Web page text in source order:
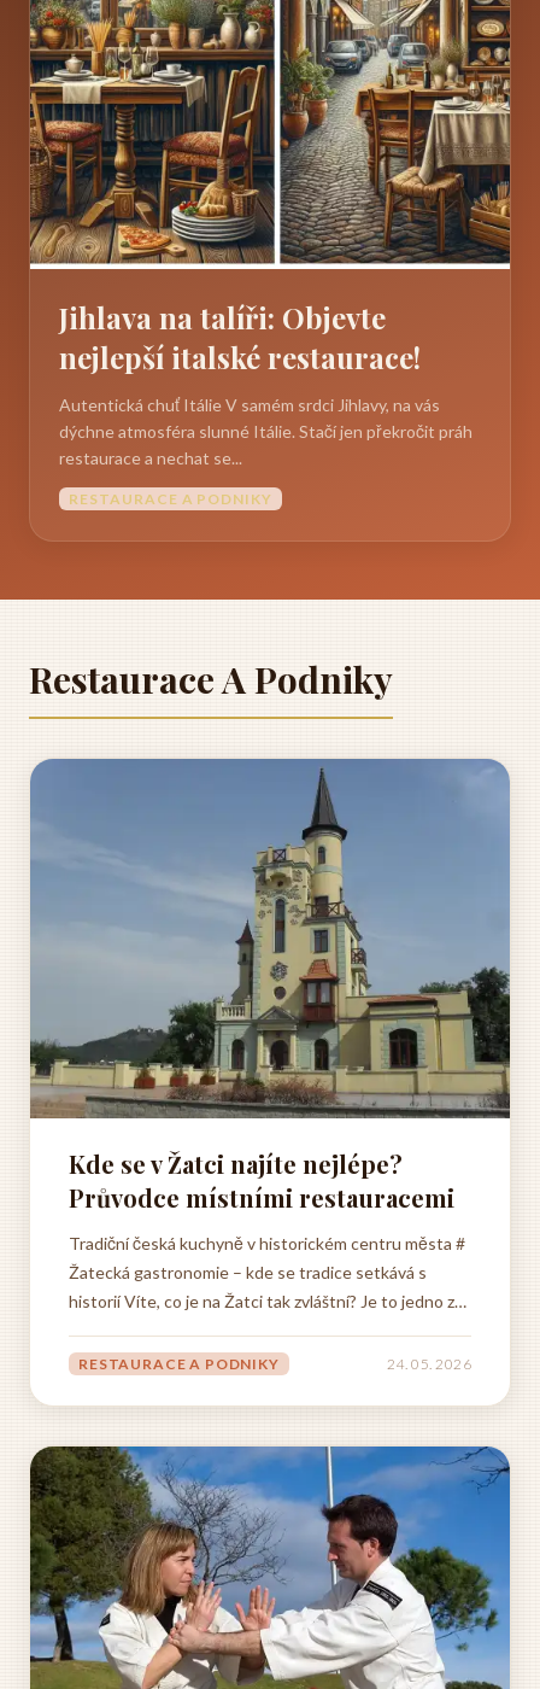
Jihlava na talíři: Objevte
nejlepší italské restaurace!
Autentická chuť Itálie V samém srdci Jihlavy, na vás
dýchne atmosféra slunné Itálie. Stačí jen překročit práh
restaurace a nechat se...
RESTAURACE A PODNIKY
Restaurace A Podniky
Kde se v Žatci najíte nejlépe?
Průvodce místními restauracemi
Tradiční česká kuchyně v historickém centru města #
Žatecká gastronomie – kde se tradice setkává s
historií Víte, co je na Žatci tak zvláštní? Je to jedno z
těch míst, kde se prostě cítíte jako doma, i když tam
třeba jste poprvé. Když procházíte starobylými
RESTAURACE A PODNIKY 24. 05. 2026